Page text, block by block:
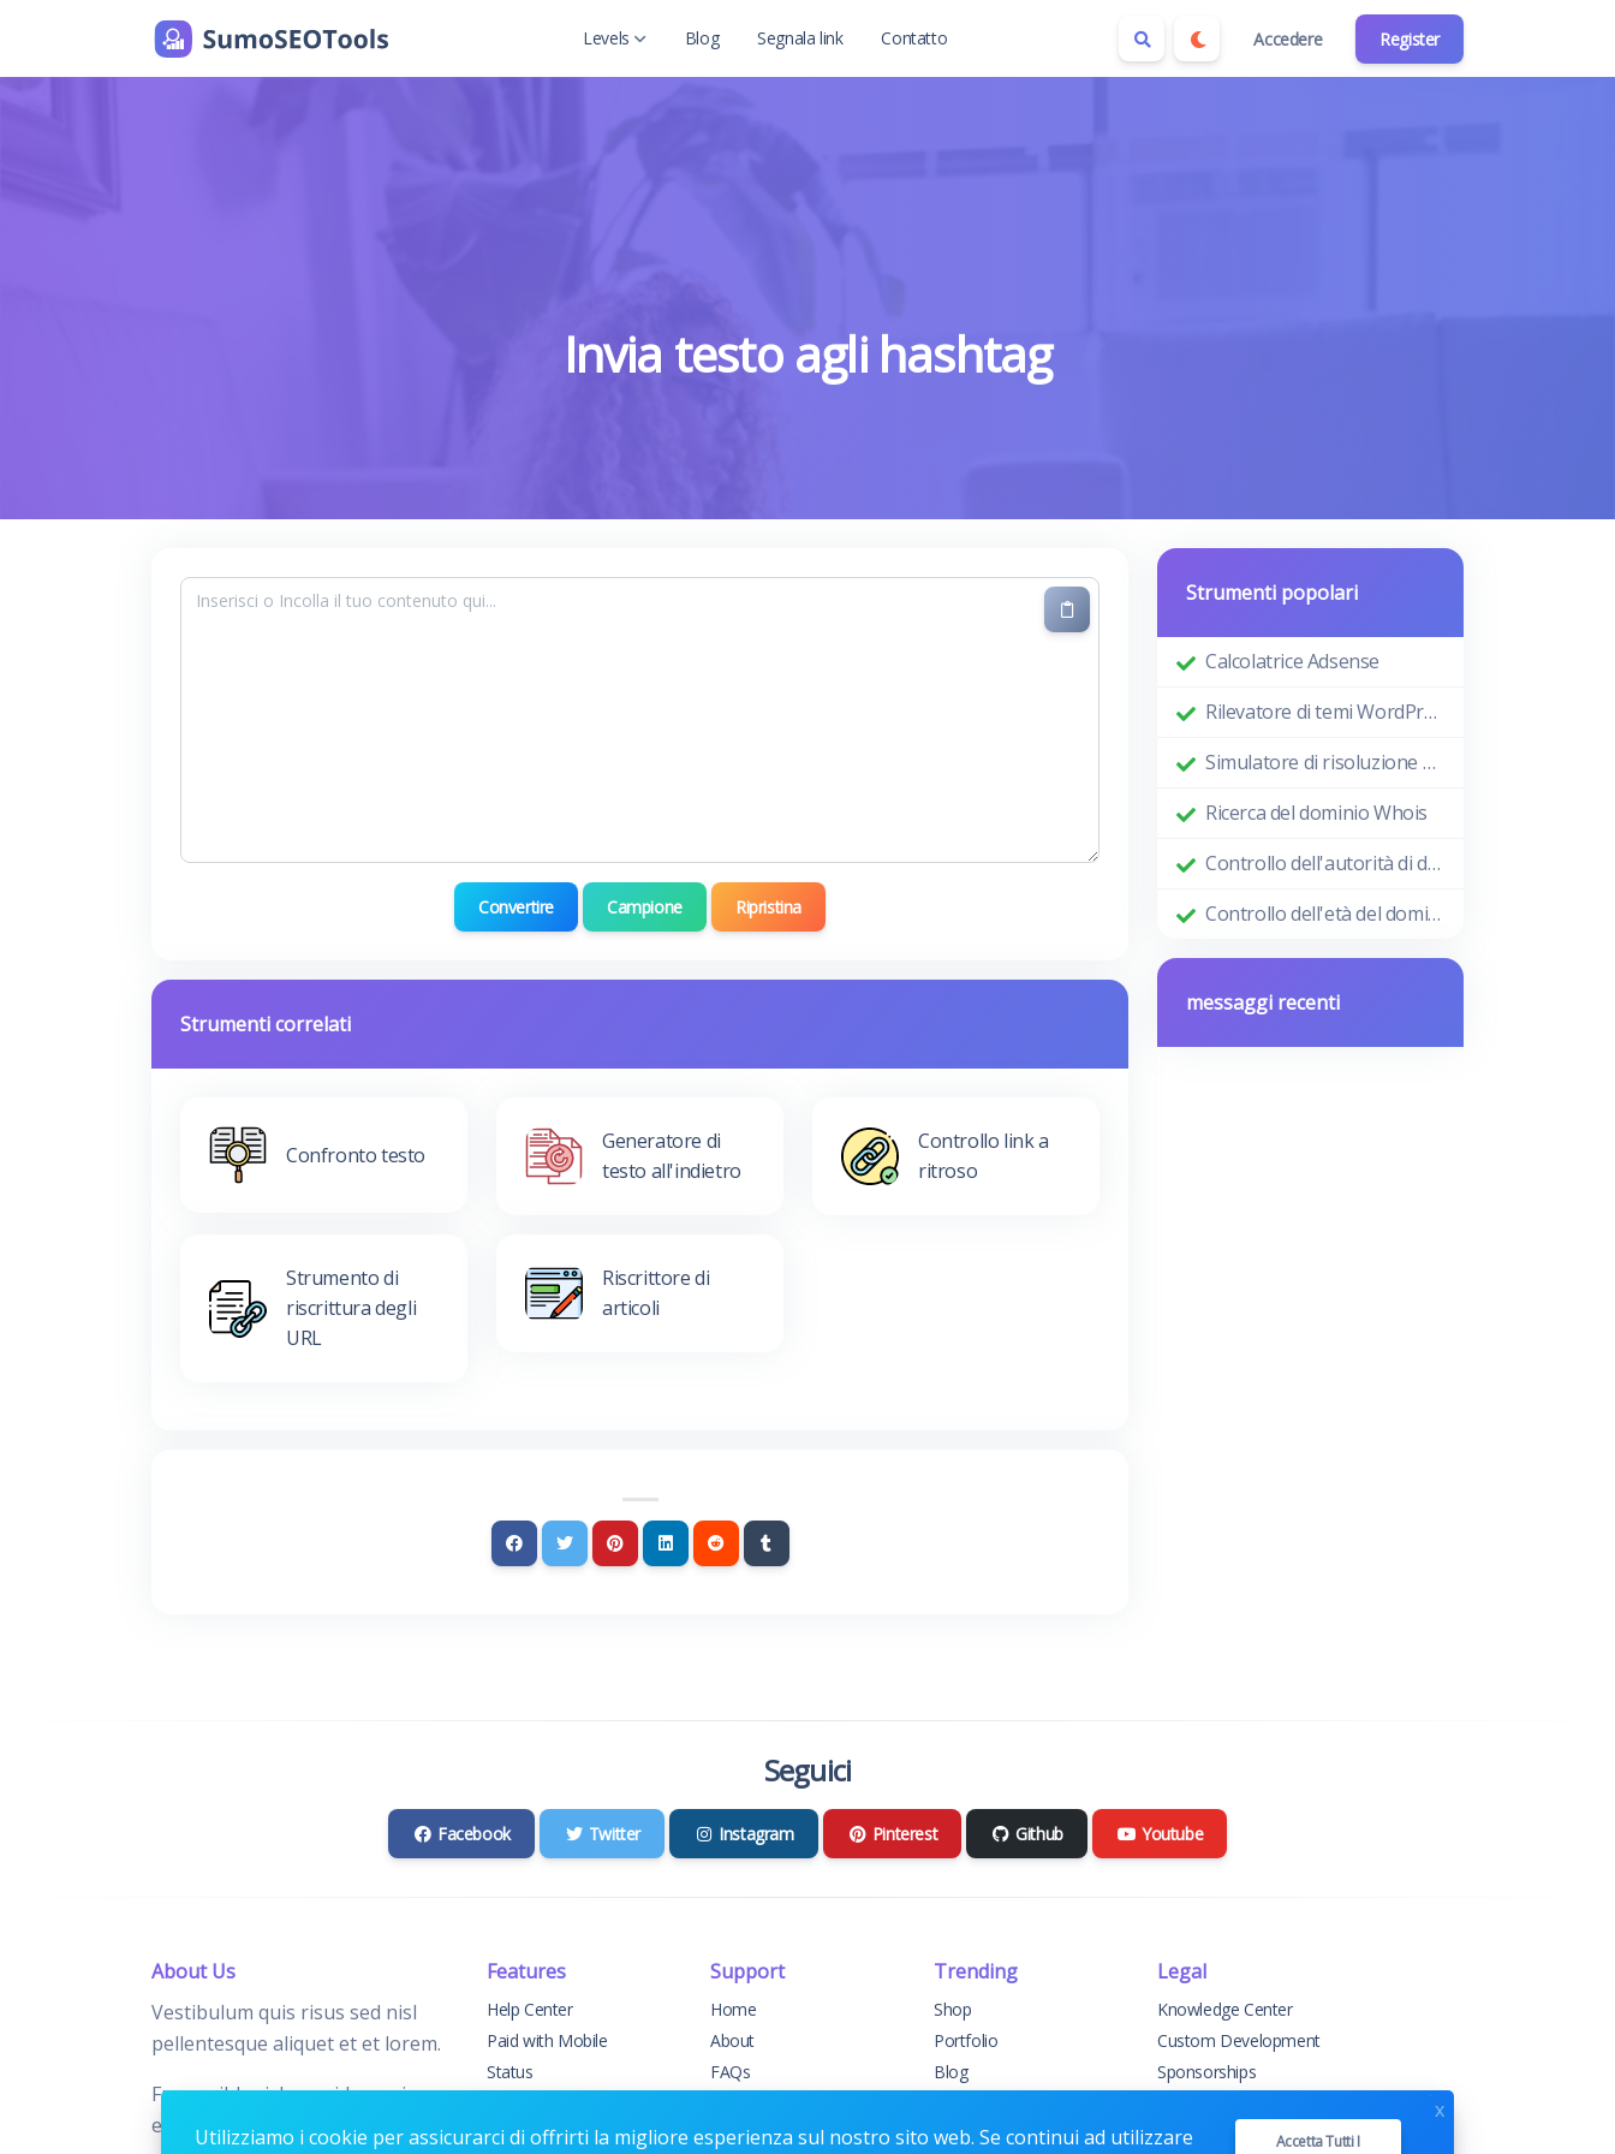
Accedere Register
Levels
Level 2
Blog Segnala link Contatto
Invia testo agli hashtag
Convertire Campione Ripristina
Strumenti correlati
Confronto testo
Generatore di
testo all'indietro
Controllo link a
ritroso
Strumento di
riscrittura degli
URL
Riscrittore di
articoli
Strumenti popolari
Calcolatrice Adsense
Rilevatore di temi WordPress
Simulatore di risoluzione dello schermo
Ricerca del dominio Whois
Controllo dell'autorità di dominio
Controllo dell'età del dominio
messaggi recenti
Seguici
Facebook Twitter Instagram Pinterest Github Youtube
About Us
Vestibulum quis risus sed nisl
pellentesque aliquet et et lorem.
Fusce nibh nisl, gravida nec ipsum
eu, feugiat condimentum velit.
Features
Help Center
Paid with Mobile
Status
Contact Support
Support
Home
About
FAQs
Contact
Trending
Shop
Portfolio
Blog
Forums
Legal
Knowledge Center
Custom Development
Sponsorships
Privacy Policy
Utilizziamo i cookie per assicurarci di offrirti la migliore esperienza sul nostro sito web. Se continui ad utilizzare
Accetta Tutti I
x